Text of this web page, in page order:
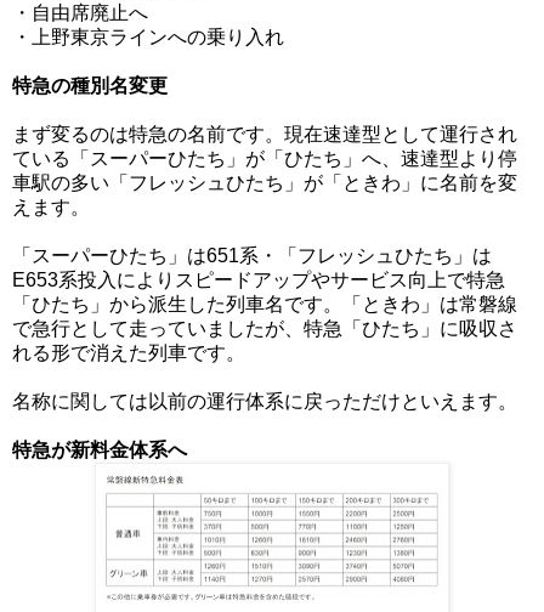
・自由席廃止へ
・上野東京ラインへの乗り入れ
特急の種別名変更
まず変るのは特急の名前です。現在速達型として運行され
ている「スーパーひたち」が「ひたち」へ、速達型より停
車駅の多い「フレッシュひたち」が「ときわ」に名前を変
えます。
「スーパーひたち」は651系・「フレッシュひたち」は
E653系投入によりスピードアップやサービス向上で特急
「ひたち」から派生した列車名です。「ときわ」は常磐線
で急行として走っていましたが、特急「ひたち」に吸収さ
れる形で消えた列車です。
名称に関しては以前の運行体系に戻っただけといえます。
特急が新料金体系へ